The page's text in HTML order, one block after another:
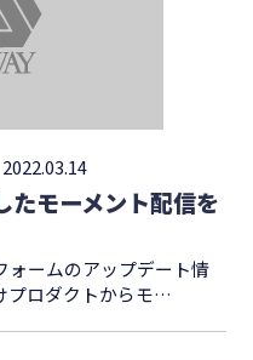
2022.03.14
たモーメント配信を
ォームのアップデート情
プロダクトからモ…